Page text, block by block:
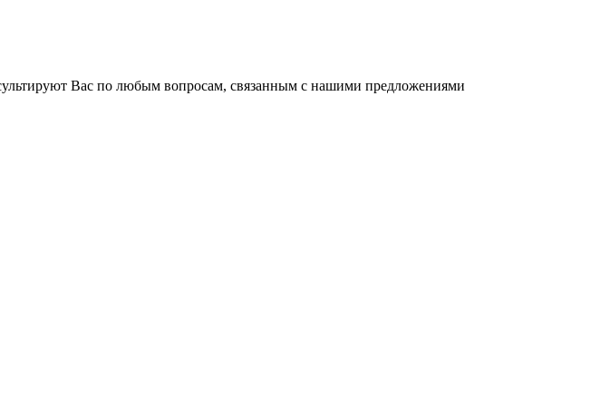
Вас по любым вопросам, связанным с нашими предложениями